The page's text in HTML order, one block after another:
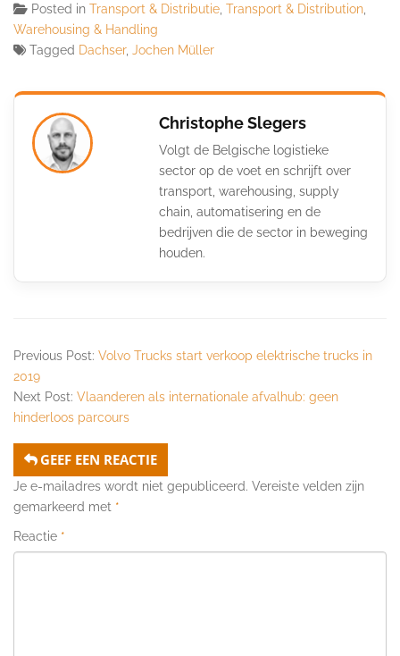
Posted in Transport & Distributie Transport & Distribution
Warehousing & Handling
Tagged Dachser, Jochen Müller
Christophe Slegers
Volgt de Belgische logistieke
sector op de voet en schrijft over
transport, warehousing, supply
chain, automatisering en de
bedrijven die de sector in beweging
houden.
Previous Post: Volvo Trucks start verkoop elektrische trucks in
2019
Next Post: Vlaanderen als internationale afvalhub: geen
hinderloos parcours
GEEF EEN REACTIE
Je e-mailadres wordt niet gepubliceerd. Vereiste velden zijn
gemarkeerd met *
Reactie *